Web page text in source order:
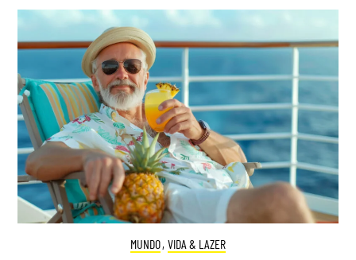
MUNDO, VIDA & LAZER